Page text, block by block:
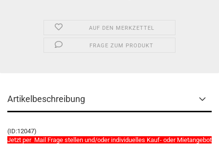
AUF DEN MERKZETTEL
FRAGE ZUM PRODUKT
Artikelbeschreibung
(ID:12047)
Jetzt per Mail Frage stellen und/oder individuelles Kauf- oder Mietangebot